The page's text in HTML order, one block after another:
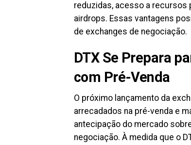
reduzidas, acesso a recursos
airdrops. Essas vantagens
de exchanges de negociação.
DTX Se Prepara
com Pré-Venda
O próximo lançamento da
arrecadados na pré-venda e
antecipação do mercado
negociação. À medida que o